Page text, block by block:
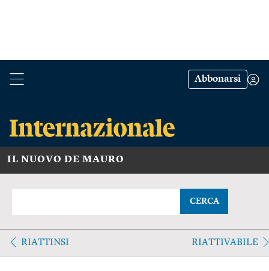
Abbonarsi
IL NUOVO DE MAURO
CERCA
RIATTINSI RIATTIVABILE